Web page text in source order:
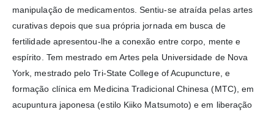
manipulação de medicamentos. Sentiu-se atraída pelas artes
curativas depois que sua própria jornada em busca de
fertilidade apresentou-lhe a conexão entre corpo, mente e
espírito. Tem mestrado em Artes pela Universidade de Nova
York, mestrado pelo Tri-State College of Acupuncture, e
formação clínica em Medicina Tradicional Chinesa (MTC), em
acupuntura japonesa (estilo Kiiko Matsumoto) e em liberação